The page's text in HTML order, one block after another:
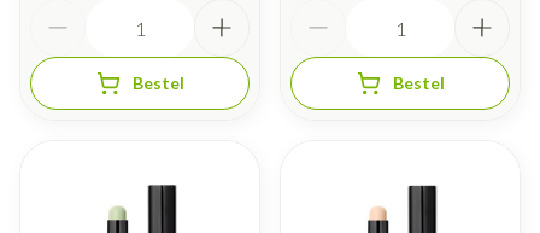
Bestel Bestel